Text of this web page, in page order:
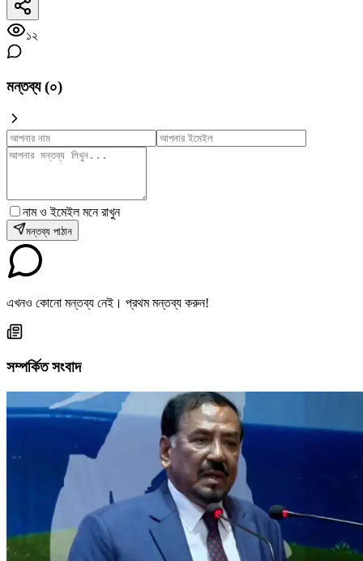
১২
মন্তব্য (০)
নাম ও ইমেইল মনে রাখুন
মন্তব্য পাঠান
এখনও কোনো মন্তব্য নেই। প্রথম মন্তব্য করুন!
সম্পর্কিত সংবাদ